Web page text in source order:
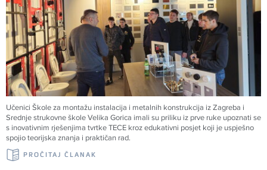
Učenici Škole za montažu instalacija i metalnih konstrukcija iz Zagreba i
Srednje strukovne škole Velika Gorica imali su priliku iz prve ruke upoznati se
s inovativnim rješenjima tvrtke TECE kroz edukativni posjet koji je uspješno
spojio teorijska znanja i praktičan rad.
PROČITAJ ČLANAK